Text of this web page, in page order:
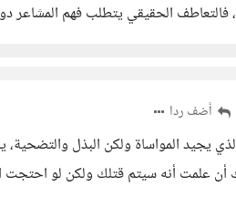
فالتعاطف الحقيقي يتطلب فهم المشاعر
أضف ردا
يجيد المواساة ولكن البذل
علمت أنه سيتم قتلك ولكن لو احتجت